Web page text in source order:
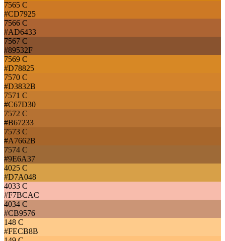
7565 C
#CD7925
7566 C
#AD6433
7567 C
#89532F
7569 C
#D78825
7570 C
#D3832B
7571 C
#C67D30
7572 C
#B67233
7573 C
#A7662B
7574 C
#9E6A37
4025 C
#D7A048
4033 C
#F7BCAC
4034 C
#CB9576
148 C
#FECB8B